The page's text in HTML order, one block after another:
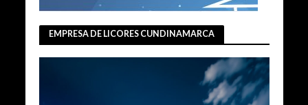
EMPRESA DE LICORES CUNDINAMARCA